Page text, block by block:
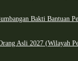
Bakti Bantuan
Asli 2027 (Wilayah